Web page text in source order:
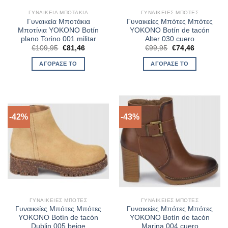
ΓΥΝΑΙΚΕΊΑ ΜΠΟΤΆΚΙΑ
Γυναικεία Μποτάκια
Μποτίνια YOKONO Botín
plano Torino 001 militar
€109,95 Original
was:
€109,95.
€81,46Η
ΑΓΌΡΑΣΈ ΤΟ
ΓΥΝΑΙΚΕΊΕΣ ΜΠΌΤΕΣ
Γυναικείες Μπότες Μπότες
YOKONO Botín de tacón
Alter 030 cuero
€99,95 Original
was:
€99,95.
€74,46Η
ΑΓΌΡΑΣΈ ΤΟ
-42%
ΓΥΝΑΙΚΕΊΕΣ ΜΠΌΤΕΣ
Γυναικείες Μπότες Μπότες
YOKONO Botín de tacón
Dublin 005 beige
-43%
ΓΥΝΑΙΚΕΊΕΣ ΜΠΌΤΕΣ
Γυναικείες Μπότες Μπότες
YOKONO Botín de tacón
Marina 004 cuero